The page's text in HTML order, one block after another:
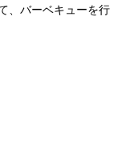
バーベキューを行